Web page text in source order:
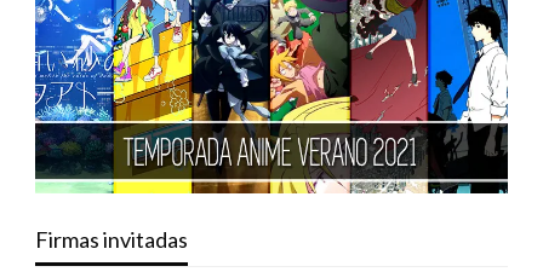
Firmas invitadas